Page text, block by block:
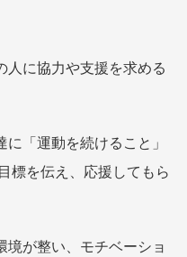
に協力や支援を求める
「運動を続けること」
標を伝え、応援してもら
が整い、モチベーショ